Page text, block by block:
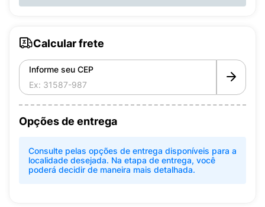
Calcular frete
Informe seu CEP
Opções de entrega
Consulte pelas opções de entrega disponíveis para a
localidade desejada. Na etapa de entrega, você
poderá decidir de maneira mais detalhada.